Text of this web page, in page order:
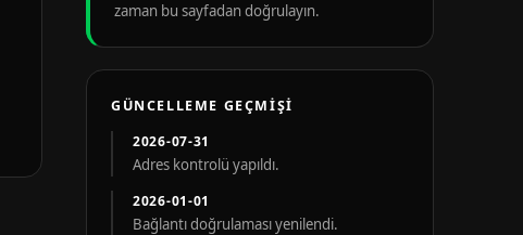
zaman bu sayfadan doğrulayın.
GÜNCELLEME GEÇMIŞI
2026-07-31
Adres kontrolü yapıldı.
2026-01-01
Bağlantı doğrulaması yenilendi.